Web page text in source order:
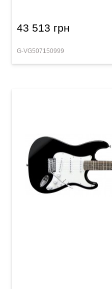
43 513 грн
G-VG507150999